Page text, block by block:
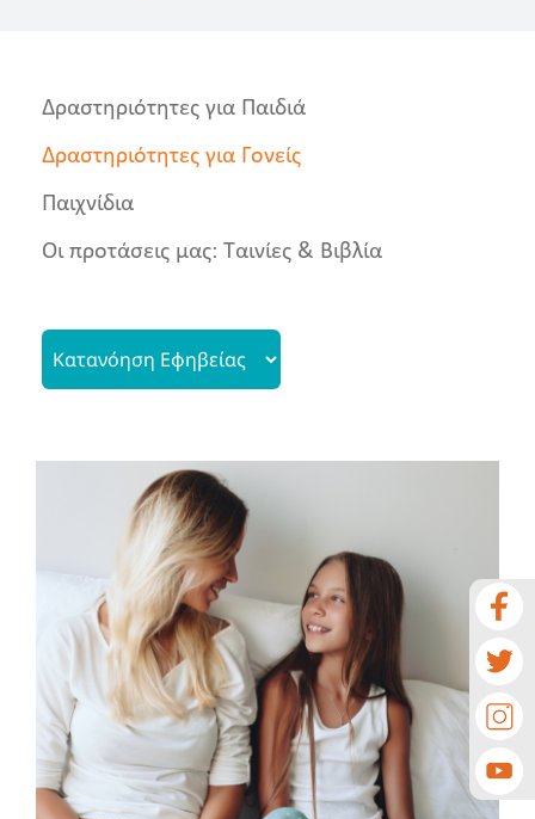
Χρήσιμοι Σύνδεσμοι
Δραστηριότητες για Παιδιά
Δραστηριότητες για Γονείς
Παιχνίδια
Οι προτάσεις μας: Ταινίες & Βιβλία
Ευκαιρίες για ποιοτικό
χρόνο με τον/την έφηβο
Δραστηριότητες για Παιδιά Δραστηριότητες για
Γονείς